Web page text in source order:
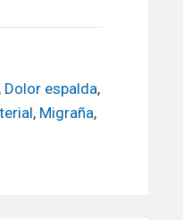
Dolor espalda,
, Migraña,